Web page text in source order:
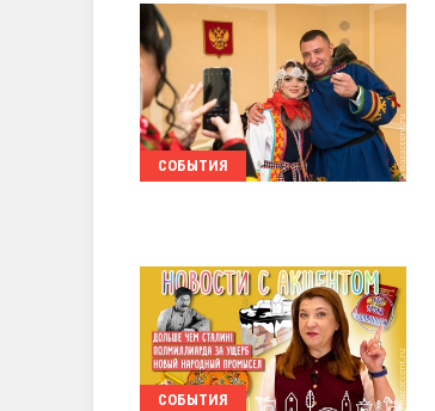
СОБЫТИЯ
СОБЫТИЯ